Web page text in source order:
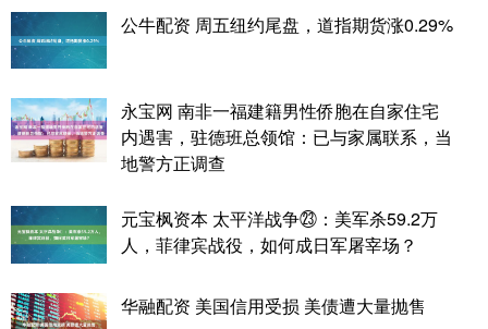
公牛配资 周五纽约尾盘，道指期货涨0.29%
永宝网 南非一福建籍男性侨胞在自家住宅
内遇害，驻德班总领馆：已与家属联系，当
地警方正调查
元宝枫资本 太平洋战争㉓：美军杀59.2万
人，菲律宾战役，如何成日军屠宰场？
华融配资 美国信用受损 美债遭大量抛售